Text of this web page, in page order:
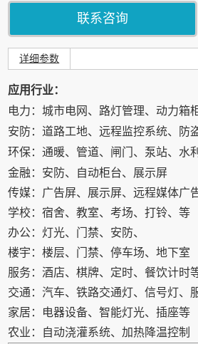
联系咨询
详细参数
应用行业：
电力：城市电网、路灯管理、动力箱
安防：道路工地、远程监控系统、防
环保：通暖、管道、闸门、泵站、水利
金融：安防、自动柜台、展示屏
传媒：广告屏、展示屏、远程媒体广
学校：宿舍、教室、考场、打铃、等
办公：灯光、门禁、安防、
楼宇：楼层、门禁、停车场、地下室
服务：酒店、棋牌、定时、餐饮计时
交通：汽车、铁路交通灯、信号灯、
家居：电器设备、智能灯光、插座等
农业：自动浇灌系统、加热降温控制